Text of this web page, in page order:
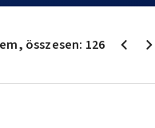
, összesen: 126